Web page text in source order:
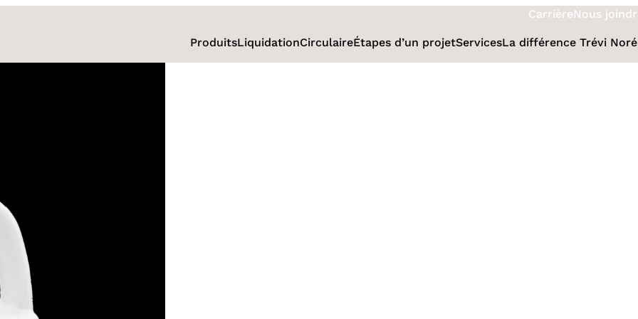
CarrièreNous
ProduitsLiquidationCirculaireÉtapes d’un projetServicesLa différence Trévi